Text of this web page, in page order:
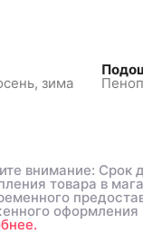
зима
внимание: Срок
товара в
оформления
внимание: Срок
товара в
оформления